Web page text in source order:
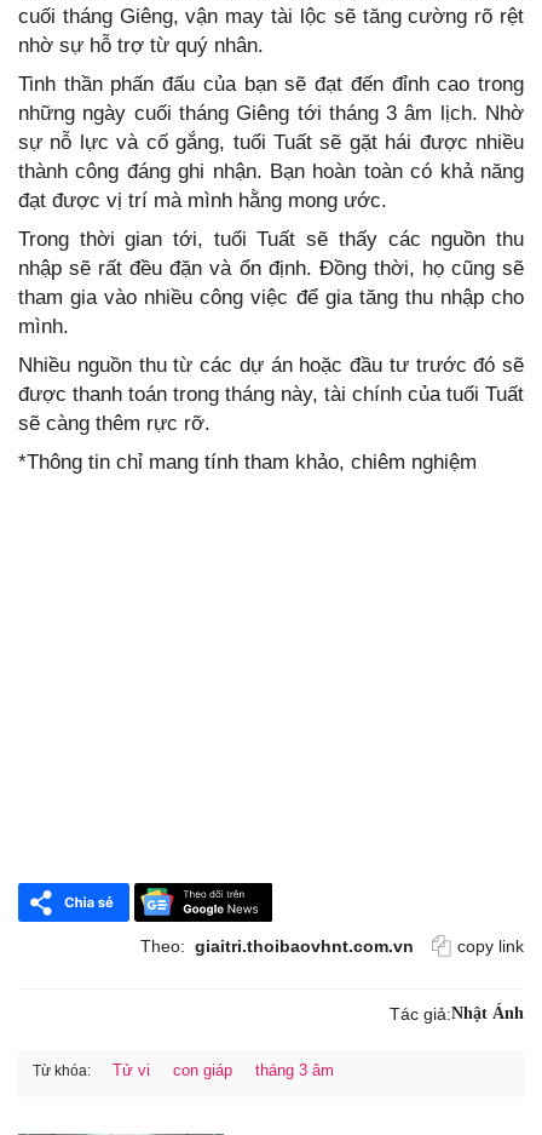
cuối tháng Giêng, vận may tài lộc sẽ tăng cường rõ rệt
nhờ sự hỗ trợ từ quý nhân.
Tinh thần phấn đấu của bạn sẽ đạt đến đỉnh cao trong
những ngày cuối tháng Giêng tới tháng 3 âm lịch. Nhờ
sự nỗ lực và cố gắng, tuổi Tuất sẽ gặt hái được nhiều
thành công đáng ghi nhận. Bạn hoàn toàn có khả năng
đạt được vị trí mà mình hằng mong ước.
Trong thời gian tới, tuổi Tuất sẽ thấy các nguồn thu
nhập sẽ rất đều đặn và ổn định. Đồng thời, họ cũng sẽ
tham gia vào nhiều công việc để gia tăng thu nhập cho
mình.
Nhiều nguồn thu từ các dự án hoặc đầu tư trước đó sẽ
được thanh toán trong tháng này, tài chính của tuổi Tuất
sẽ càng thêm rực rỡ.
*Thông tin chỉ mang tính tham khảo, chiêm nghiệm
Theo: giaitri.thoibaovhnt.com.vn copy link
Tác giả:Nhật Ánh
Từ khóa: Tử vi con giáp tháng 3 âm